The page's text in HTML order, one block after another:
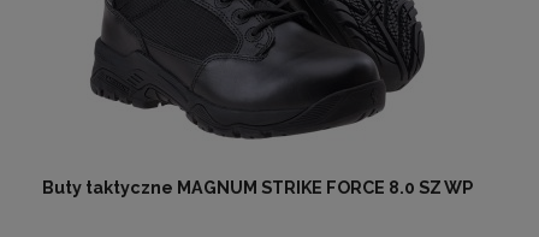
Buty taktyczne MAGNUM STRIKE FORCE 8.0 SZ WP